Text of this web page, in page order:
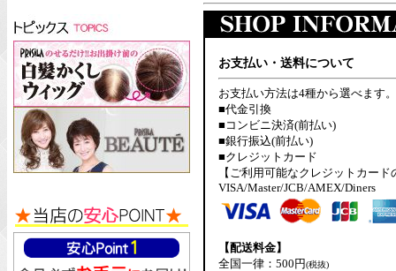
お支払い・送料について
お支払い方法は4種から選べます。
■代金引換
■コンビニ決済(前払い)
■銀行振込(前払い)
■クレジットカード
【ご利用可能なクレジットカード
VISA/Master/JCB/AMEX/Diners
【配送料金】
全国一律：500円(税抜)